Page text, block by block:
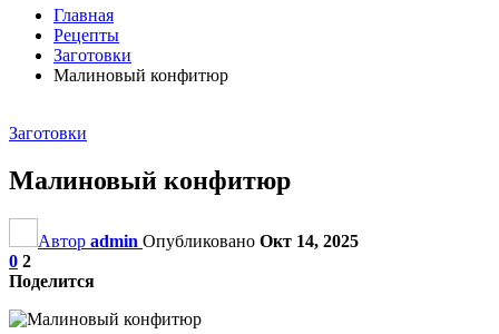
Главная
Рецепты
Заготовки
Малиновый конфитюр
Заготовки
Малиновый конфитюр
Автор admin Опубликовано Окт 14, 2025
0 2
Поделится